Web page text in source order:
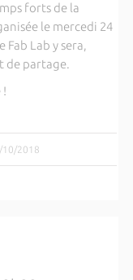
forts de la
le mercedi 24
Lab y sera,
de partage.
!
10/2018